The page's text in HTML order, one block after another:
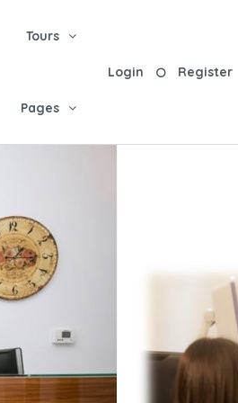
Tours
Pages
Login Register